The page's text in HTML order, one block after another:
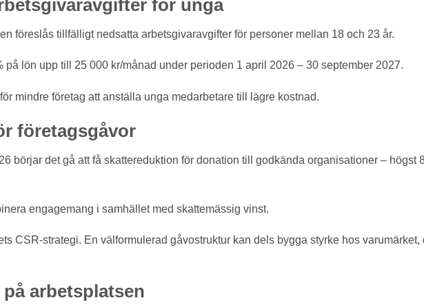
för unga
föreslås tillfälligt nedsatta arbetsgivaravgifter för personer mellan 18 och 23 år.
på lön upp till 25 000 kr/månad under perioden 1 april 2026 – 30 september 2027.
mindre företag att anställa unga medarbetare till lägre kostnad.
företagsgåvor
börjar det gå att få skattereduktion för donation till godkända organisationer – högst
engagemang i samhället med skattemässig vinst.
CSR-strategi. En välformulerad gåvostruktur kan dels bygga styrke hos varumärket,
arbetsplatsen